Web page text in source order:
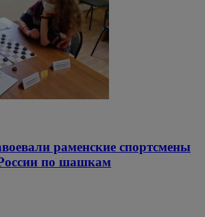
раменские спортсмены
по шашкам